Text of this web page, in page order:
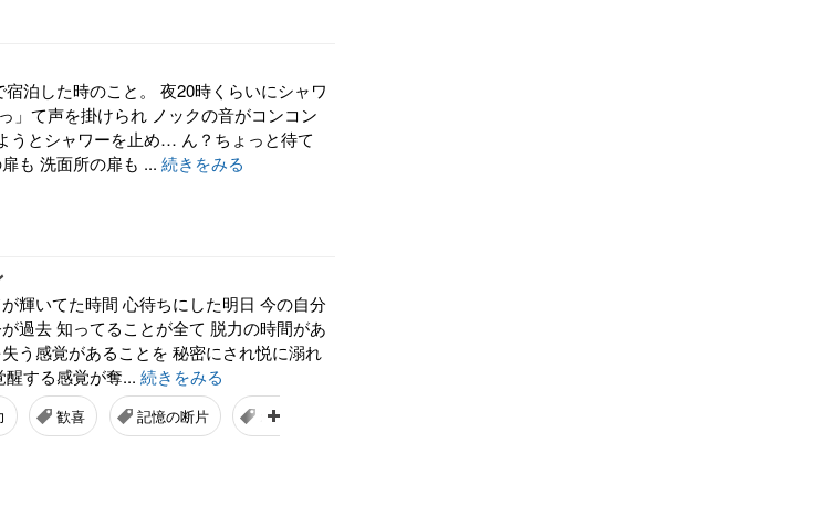
泊した時のこと。 夜20時くらいにシャワ
」て声を掛けられ ノックの音がコンコン
うとシャワーを止め… ん？ちょっと待て
も 洗面所の扉も ... 続きをみる
輝いてた時間 心待ちにした明日 今の自分
過去 知ってることが全て 脱力の時間があ
う感覚があることを 秘密にされ悦に溺れ
する感覚が奪... 続きをみる
歓喜 記憶の断片 ポエム